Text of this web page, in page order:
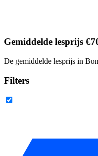
Gemiddelde lesprijs
De gemiddelde lesprijs in
Filters